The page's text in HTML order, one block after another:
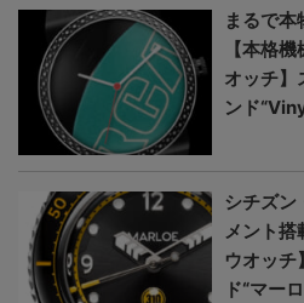
まるで
【本格
オッチ】
ンド
シチズン
メント搭
ウオッチ
ド“マー